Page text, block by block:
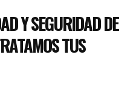
Y SEGURIDAD DE
TUS